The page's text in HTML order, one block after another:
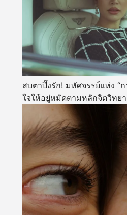
สบตาปิ๊งรัก! มหัศจรรย์แห่ง “
ใจให้อยู่หมัดตามหลักจิตวิทยา